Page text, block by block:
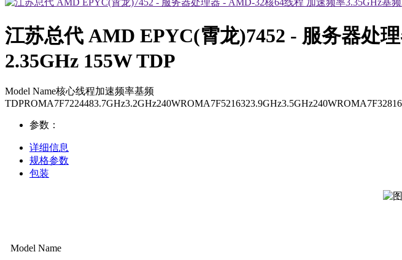
江苏总代 AMD EPYC(霄龙)7452 - 服务器处
2.35GHz 155W TDP
Model Name核心线程加速频率基频
参数：
详细信息
规格参数
包装
Model Name